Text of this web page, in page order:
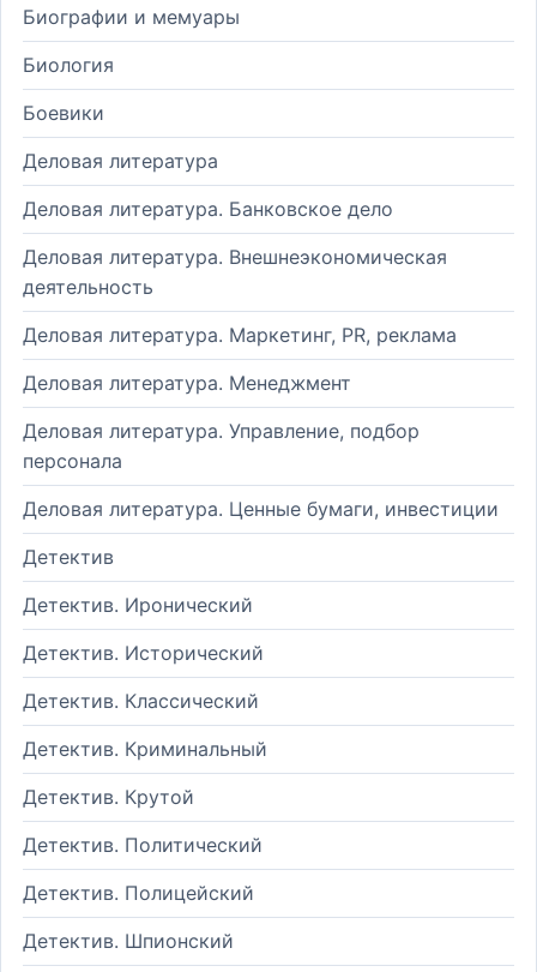
Биографии и мемуары
Биология
Боевики
Деловая литература
Деловая литература. Банковское дело
Деловая литература. Внешнеэкономическая
деятельность
Деловая литература. Маркетинг, PR, реклама
Деловая литература. Менеджмент
Деловая литература. Управление, подбор
персонала
Деловая литература. Ценные бумаги, инвестиции
Детектив
Детектив. Иронический
Детектив. Исторический
Детектив. Классический
Детектив. Криминальный
Детектив. Крутой
Детектив. Политический
Детектив. Полицейский
Детектив. Шпионский